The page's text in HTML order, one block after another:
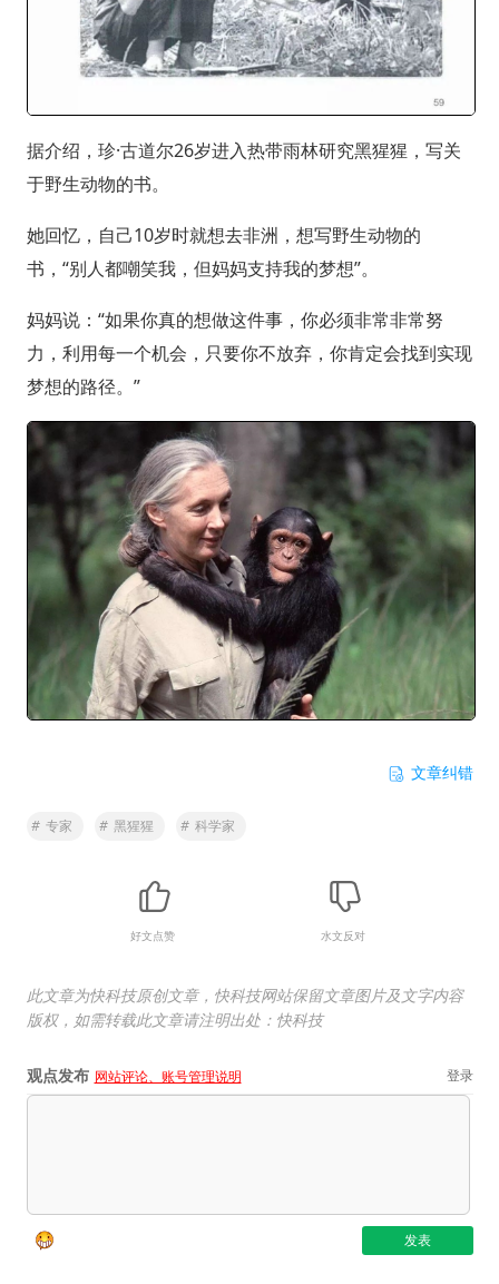
据介绍，珍·古道尔26岁进入热带雨林研究黑猩猩，写关
于野生动物的书。
她回忆，自己10岁时就想去非洲，想写野生动物的
书，“别人都嘲笑我，但妈妈支持我的梦想”。
妈妈说：“如果你真的想做这件事，你必须非常非常努
力，利用每一个机会，只要你不放弃，你肯定会找到实现
梦想的路径。”
文章纠错
# 专家 # 黑猩猩 # 科学家
好文点赞 水文反对
此文章为快科技原创文章，快科技网站保留文章图片及文字内容
版权，如需转载此文章请注明出处：快科技
观点发布 网站评论、账号管理说明 登录